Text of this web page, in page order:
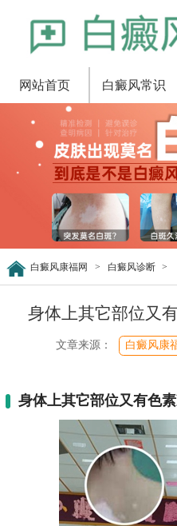
网站首页 白癜风常识
白癜风康福网 > 白癜风诊断 >
身体上其它部位又
文章来源： 白癜风康
身体上其它部位又有色